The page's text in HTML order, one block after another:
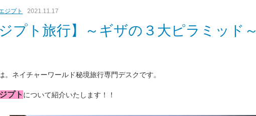
ジプト 2021.11.17
ジプト旅行】～ギザの３大ピラミッド～
。ネイチャーワールド秘境旅行専門デスクです。
プト について紹介いたします！！